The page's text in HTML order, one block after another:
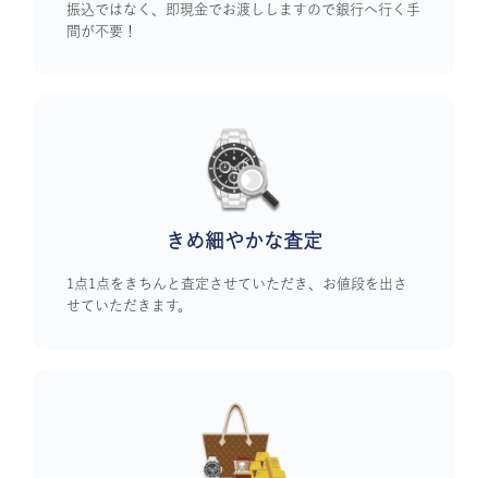
振込ではなく、即現金でお渡ししますので銀行へ行く手
間が不要！
きめ細やかな査定
1点1点をきちんと査定させていただき、お値段を出さ
せていただきます。